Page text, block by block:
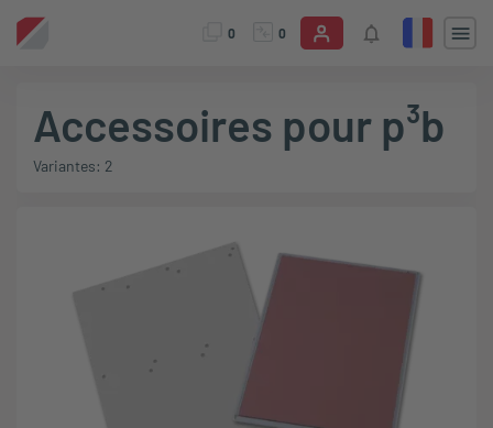
0 0
Accessoires pour p³b
Variantes: 2